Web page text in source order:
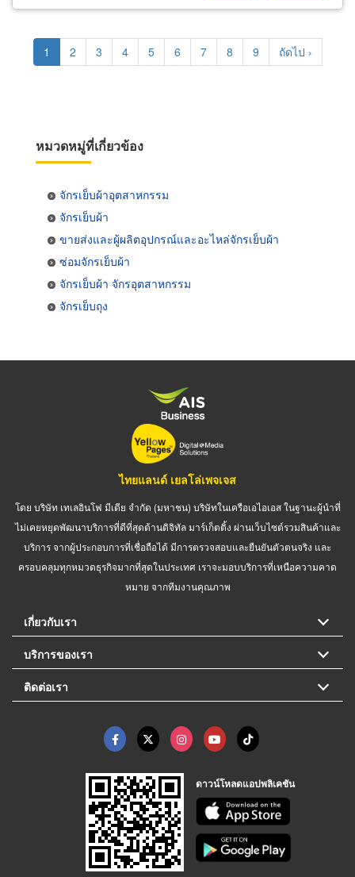
Pagination
Current
page
1 Page
2 Page
3 Page
4 Page
5 Page
6 Page
7 Page
8 Page
9
Next
page
ถัดไป ›
หมวดหมู่ที่เกี่ยวข้อง
จักรเย็บผ้าอุตสาหกรรม
จักรเย็บผ้า
ขายส่งและผู้ผลิตอุปกรณ์และอะไหล่จักรเย็บผ้า
ซ่อมจักรเย็บผ้า
จักรเย็บผ้า จักรอุตสาหกรรม
จักรเย็บถุง
ไทยแลนด์ เยลโล่เพจเจส
โดย บริษัท เทเลอินโฟ มีเดีย จำกัด (มหาชน) บริษัทในเครือเอไอเอส ในฐานะผู้นำที่
ไม่เคยหยุดพัฒนาบริการที่ดีที่สุดด้านดิจิทัล มาร์เก็ตติ้ง ผ่านเว็บไซต์รวมสินค้าและ
บริการ จากผู้ประกอบการที่เชื่อถือได้ มีการตรวจสอบและยืนยันตัวตนจริง และ
ครอบคลุมทุกหมวดธุรกิจมากที่สุดในประเทศ เราจะมอบบริการที่เหนือความคาด
หมาย จากทีมงานคุณภาพ
เกี่ยวกับเรา
บริการของเรา
ติดต่อเรา
ดาวน์โหลดแอปพลิเคชัน